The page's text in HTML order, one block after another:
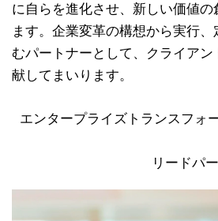
に自らを進化させ、新しい価値の
ます。企業変革の構想から実行
むパートナーとして、クライア
献してまいります。
エンタープライズトランスフォ
リードパ